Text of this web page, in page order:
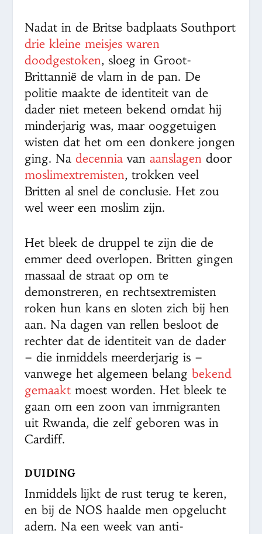
Nadat in de Britse badplaats Southport
drie kleine meisjes waren
doodgestoken, sloeg in Groot-
Brittannië de vlam in de pan. De
politie maakte de identiteit van de
dader niet meteen bekend omdat hij
minderjarig was, maar ooggetuigen
wisten dat het om een donkere jongen
ging. Nadecennia vanaanslagen door
moslimextremisten, trokken veel
Britten al snel de conclusie. Het zou
wel weer een moslim zijn.
Het bleek de druppel te zijn die de
emmer deed overlopen. Britten gingen
massaal de straat op om te
demonstreren, en rechtsextremisten
roken hun kans en sloten zich bij hen
aan. Na dagen van rellen besloot de
rechter dat de identiteit van de dader
– die inmiddels meerderjarig is –
vanwege het algemeen belangbekend
gemaakt moest worden. Het bleek te
gaan om een zoon van immigranten
uit Rwanda, die zelf geboren was in
Cardiff.
DUIDING
Inmiddels lijkt de rust terug te keren,
en bij de NOS haalde men opgelucht
adem. Na een week van anti-